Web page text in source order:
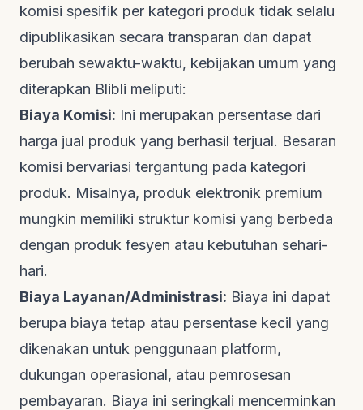
komisi spesifik per kategori produk tidak selalu
dipublikasikan secara transparan dan dapat
berubah sewaktu-waktu, kebijakan umum yang
diterapkan Blibli meliputi:
Biaya Komisi: Ini merupakan persentase dari
harga jual produk yang berhasil terjual. Besaran
komisi bervariasi tergantung pada kategori
produk. Misalnya, produk elektronik premium
mungkin memiliki struktur komisi yang berbeda
dengan produk fesyen atau kebutuhan sehari-
hari.
Biaya Layanan/Administrasi: Biaya ini dapat
berupa biaya tetap atau persentase kecil yang
dikenakan untuk penggunaan platform,
dukungan operasional, atau pemrosesan
pembayaran. Biaya ini seringkali mencerminkan